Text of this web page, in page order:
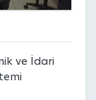
ve İdari